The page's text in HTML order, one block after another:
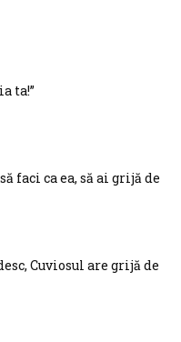
ta!”
faci ca ea, să ai grijă de
Cuviosul are grijă de